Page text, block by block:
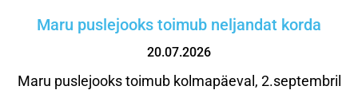
Maru puslejooks toimub neljandat korda
20.07.2026
Maru puslejooks toimub kolmapäeval, 2.septembril